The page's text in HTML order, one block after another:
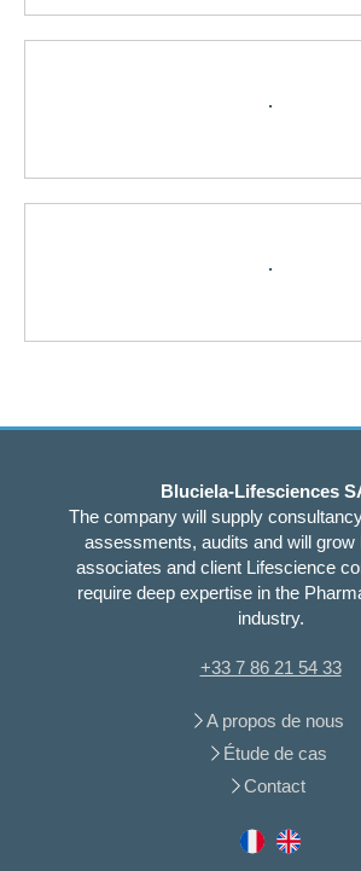
.
.
Bluciela-Lifesciences
The company will supply
assessments, audits and will grow
associates and client Lifescience
require deep expertise in the
industry.
+33 7 86 21 54 33
A propos de nous
Étude de cas
Contact